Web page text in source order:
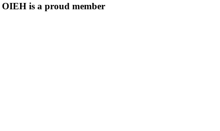
OIEH is a proud member